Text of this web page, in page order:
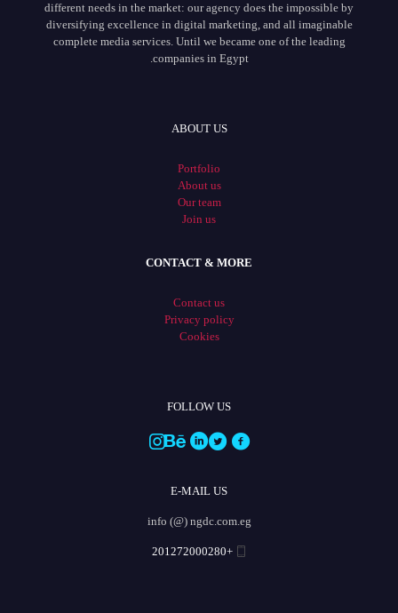
different needs in the market: our agency does the impossible by
diversifying excellence in digital marketing, and all imaginable
complete media services. Until we became one of the leading
companies in Egypt.
ABOUT US
Portfolio
About us
Our team
Join us
CONTACT & MORE
Contact us
Privacy policy
Cookies
FOLLOW US
E-MAIL US
info (@) ngdc.com.eg
+201272000280